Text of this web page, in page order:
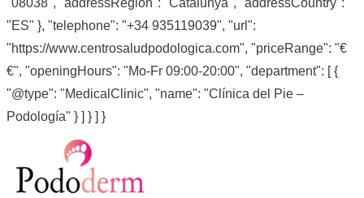
"08038", "addressRegion": "Catalunya", "addressCountry":
"ES" }, "telephone": "+34 935119039", "url":
"https://www.centrosaludpodologica.com", "priceRange": "€
€", "openingHours": "Mo-Fr 09:00-20:00", "department": [ {
"@type": "MedicalClinic", "name": "Clínica del Pie –
Podología" } ] } ] }
contenido